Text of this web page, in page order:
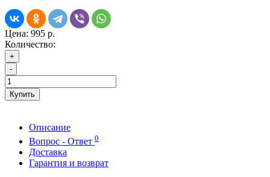
Цена: 995 р.
Количество:
+
-
Купить
Описание
Вопрос - Ответ 0
Доставка
Гарантия и возврат